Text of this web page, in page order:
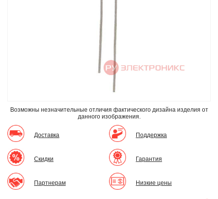
Возможны незначительные отличия фактического дизайна изделия от
данного изображения.
Доставка
Скидки
Партнерам
Поддержка
Гарантия
Низкие цены